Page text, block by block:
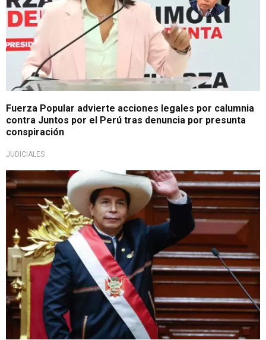
Fuerza Popular advierte acciones legales por calumnia
contra Juntos por el Perú tras denuncia por presunta
conspiración
JUDICIALES
Tras declaraciones de fujimorista